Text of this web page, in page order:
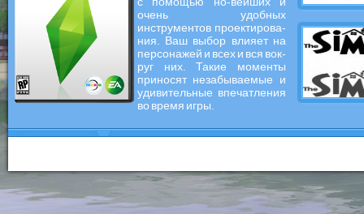
очень удобных
инструментов проектирова-
ния. Ваш выбор влияет на
персонажей и всех и вся вок-
руг них. Такие моменты
приносят незабываемые и
удивительные впечатления
во время игры.